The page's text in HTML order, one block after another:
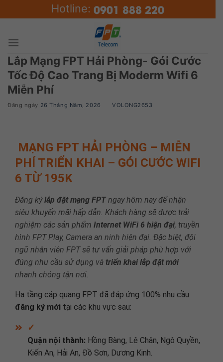
to
Hotline: 0901 888 220
Lắp Mạng FPT Hải Phòng- Gói Cước
Tốc Độ Cao Trang Bị Moderm Wifi 6
Miễn Phí
Đăng ngày 26 Tháng Năm, 2026 VOLONG2653
MẠNG FPT HẢI PHÒNG – MIỄN
PHÍ TRIỂN KHAI – GÓI CƯỚC WIFI
6 TỪ 195K
Đăng kýlắp đặt mạng FPTngay hôm nay để nhận
siêu khuyến mãi hấp dẫn. Khách hàng sẽ được trải
nghiệm các sản phẩm Internet WiFi 6 hiện đại, truyền
hình FPT Play, Camera an ninh hiện đại. Đặc biệt, đội
ngũ nhân viên FPT sẽ tư vấn giải pháp phù hợp với
đúng nhu cầu sử dụng và triển khai lắp đặt mới
nhanh chóng tận nơi.
Hạ tầng cáp quang FPT đã đáp ứng 100% nhu cầu
đăng ký mới tại các khu vực sau:
✓
Quận nội thành: Hồng Bàng, Lê Chân, Ngô Quyền,
Kiến An, Hải An, Đồ Sơn, Dương Kinh.